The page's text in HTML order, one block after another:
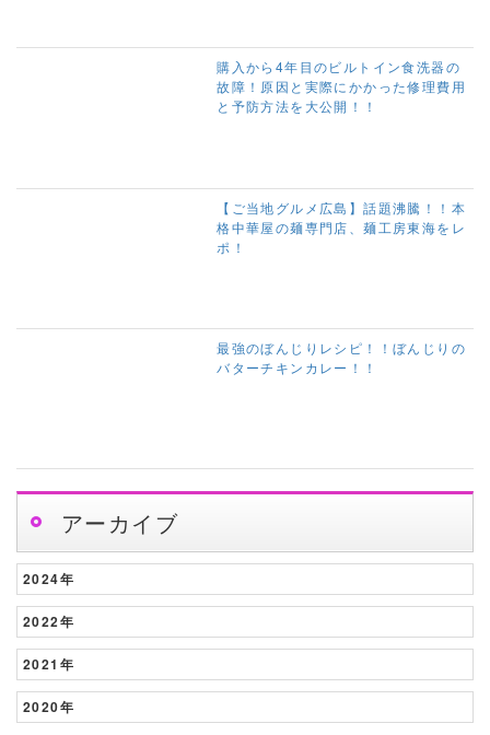
購入から4年目のビルトイン食洗器の
故障！原因と実際にかかった修理費用
と予防方法を大公開！！
【ご当地グルメ広島】話題沸騰！！本
格中華屋の麺専門店、麺工房東海をレ
ポ！
最強のぼんじりレシピ！！ぼんじりの
バターチキンカレー！！
アーカイブ
2024年
2022年
2021年
2020年